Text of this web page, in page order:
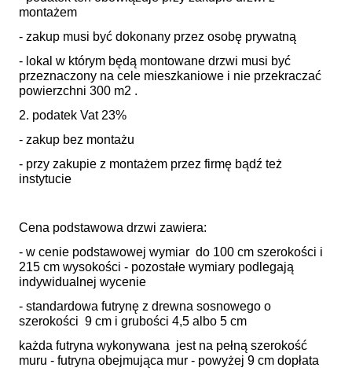
montażem
- zakup musi być dokonany przez osobę prywatną
- lokal w którym będą montowane drzwi musi być
przeznaczony na cele mieszkaniowe i nie przekraczać
powierzchni 300 m2 .
2. podatek Vat 23%
- zakup bez montażu
- przy zakupie z montażem przez firmę bądź też
instytucie
Cena podstawowa drzwi zawiera:
- w cenie podstawowej wymiar do 100 cm szerokości i
215 cm wysokości - pozostałe wymiary podlegają
indywidualnej wycenie
- standardowa futrynę z drewna sosnowego o
szerokości 9 cm i grubości 4,5 albo 5 cm
każda futryna wykonywana jest na pełną szerokość
muru - futryna obejmująca mur - powyżej 9 cm dopłata